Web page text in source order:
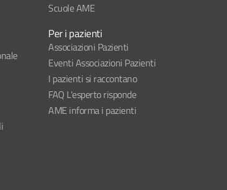
Scuole AME
Per i pazienti
Associazioni Pazienti
Eventi Associazioni Pazienti
I pazienti si raccontano
FAQ L'esperto risponde
AME informa i pazienti